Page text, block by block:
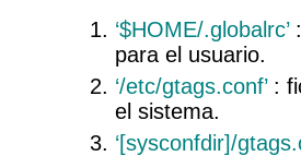
‘$HOME/.globalrc’:
para el usuario.
‘/etc/gtags.conf’:
el sistema.
‘[sysconfdir]/